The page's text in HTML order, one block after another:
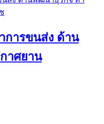
การขนส่ง ด้าน
าศยาน